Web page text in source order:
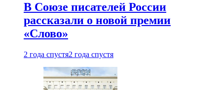
В Союзе писателей России
рассказали о новой премии
«Слово»
2 года спустя2 года спустя